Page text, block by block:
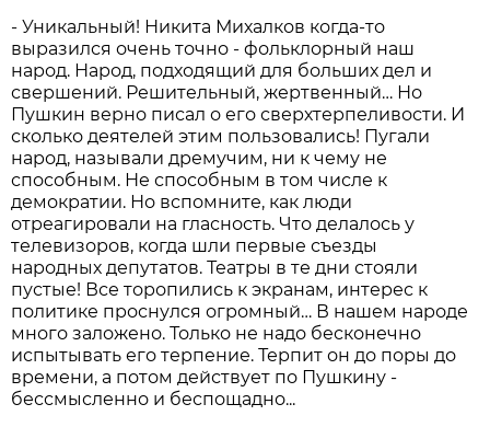
- Уникальный! Никита Михалков когда-то
выразился очень точно - фольклорный наш
народ. Народ, подходящий для больших дел и
свершений. Решительный, жертвенный… Но
Пушкин верно писал о его сверхтерпеливости. И
сколько деятелей этим пользовались! Пугали
народ, называли дремучим, ни к чему не
способным. Не способным в том числе к
демократии. Но вспомните, как люди
отреагировали на гласность. Что делалось у
телевизоров, когда шли первые съезды
народных депутатов. Театры в те дни стояли
пустые! Все торопились к экранам, интерес к
политике проснулся огромный… В нашем народе
много заложено. Только не надо бесконечно
испытывать его терпение. Терпит он до поры до
времени, а потом действует по Пушкину -
бессмысленно и беспощадно...